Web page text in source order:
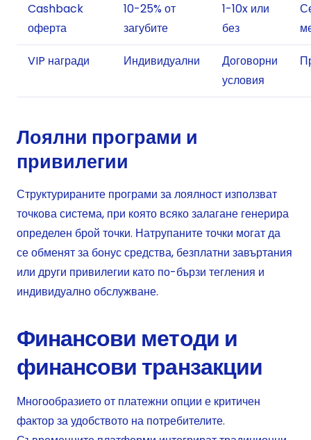
Cashback
оферта
10-25% от
загубите
1-10x или
без
VIP награди Индивидуални
Договорни
условия
Лоялни програми и
привилегии
Структурираните програми за лоялност използват
точкова система, при която всяко залагане генерира
определен брой точки. Натрупаните точки могат да
се обменят за бонус средства, безплатни завъртания
или други привилегии като по-бързи тегления и
индивидуално обслужване.
Финансови методи и
финансови транзакции
Многообразието от платежни опции е критичен
фактор за удобството на потребителите.